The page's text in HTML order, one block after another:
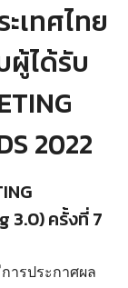
เทศไทย
ได้รับ
2022
3.0) ครั้งที่ 7
ารประกาศผล